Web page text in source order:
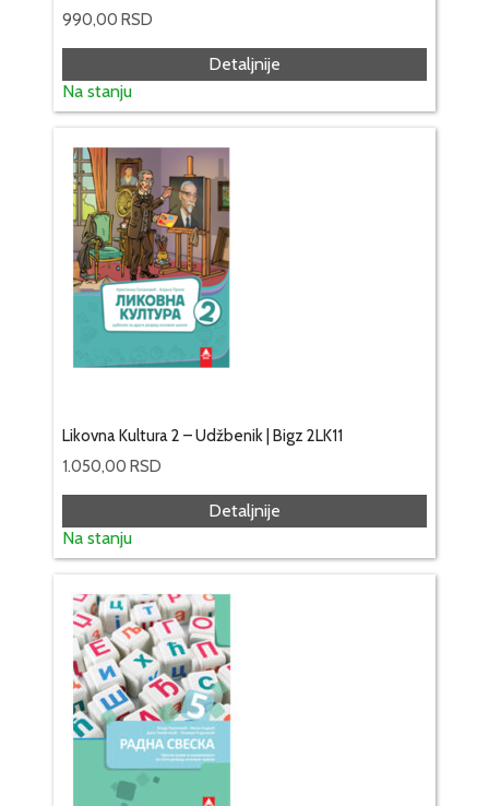
990,00 RSD
Detaljnije
Na stanju
Likovna Kultura 2 – Udžbenik | Bigz 2LK11
1.050,00 RSD
Detaljnije
Na stanju